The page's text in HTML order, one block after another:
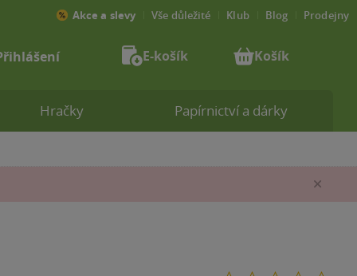
Hračky Papírnictví a dárky
Akce a slevy Vše důležité Klub Blog Prodejny
E-košík Košík